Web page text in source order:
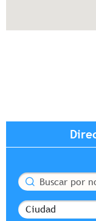
Buscar
Ciudad